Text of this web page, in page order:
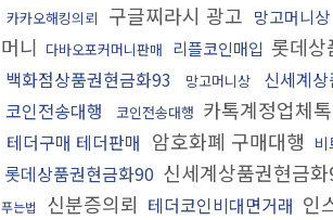
카카오해킹의뢰 구글찌라시 광고 망고머니상
머니 다바오포커머니판매 리플코인매입 롯데
백화점상품권현금화93 망고머니상 신세계
코인전송대행 코인전송대행 카톡계정업체
테더구매 테더판매 암호화폐 구매대행 비
롯데상품권현금화90 신세계상품권현금
푸는법
신분증의뢰 테더코인비대면거래 인